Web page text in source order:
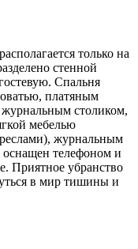
только на
стенной
Спальня
платяным
столиком,
мебелью
журнальным
телефоном и
Приятное убранство
в мир тишины и